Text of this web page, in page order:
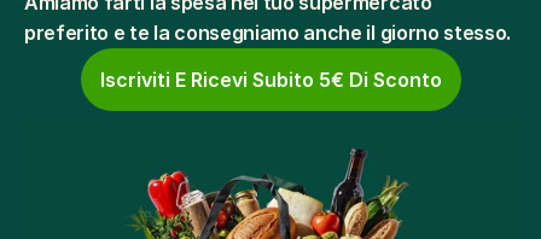
preferito e te la consegniamo anche il giorno stesso.
Iscriviti E Ricevi Subito 5€ Di Sconto